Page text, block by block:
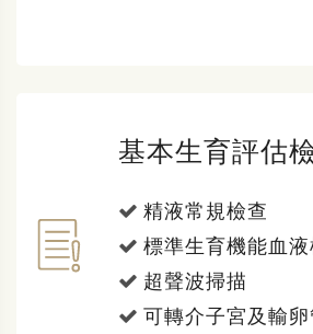
基本生育評估
精液常規檢查
標準生育機能血液
超聲波掃描
可轉介子宮及輸卵